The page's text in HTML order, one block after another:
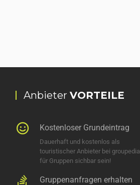
Anbieter VORTEILE
Kostenloser Grundeintrag
Dauerhaft und kostenlos als
touristischer Anbieter bei groupedia
für Gruppen sichbar sein!
Gruppenanfragen erhalten